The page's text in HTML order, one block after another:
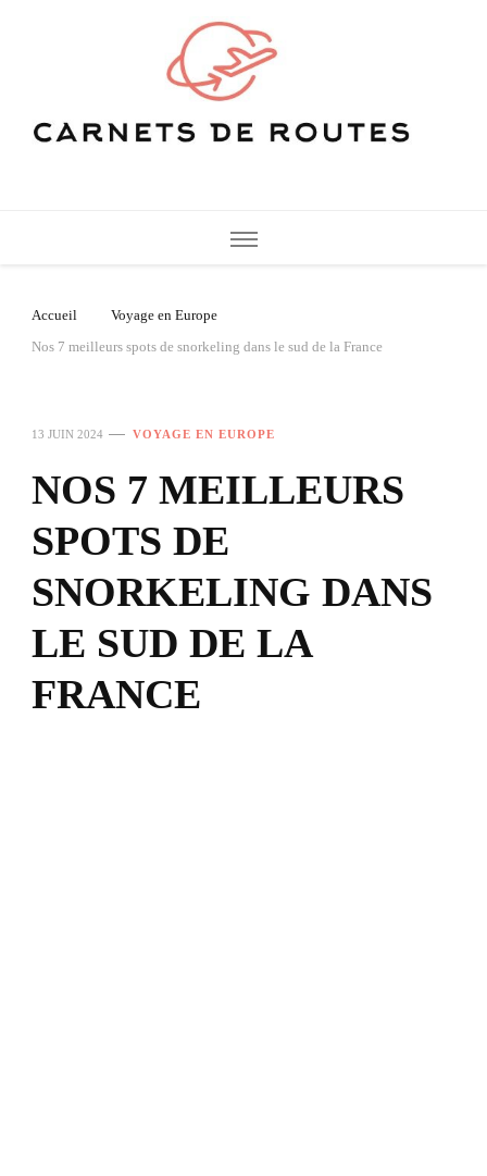
Accueil
Voyage en Europe
Nos 7 meilleurs spots de snorkeling dans le sud de la France
13 JUIN 2024 VOYAGE EN EUROPE
NOS 7 MEILLEURS
SPOTS DE
SNORKELING DANS
LE SUD DE LA
FRANCE